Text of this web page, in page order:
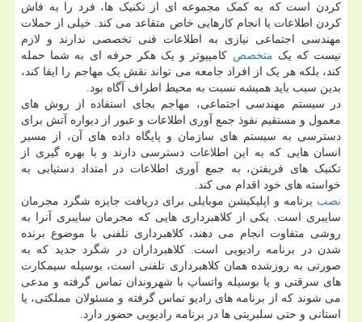
کردن است که به کمک مجموعه ای از تکنیک ها، فرد را به فاش
کردن اطلاعات یا انجام کارهایی خاص متقاعد می کند. خیلی از حملات
مهندسی اجتماعی نیازی به اطلاعات فنی تخصصی ندارند و لازم
نیست که یک متخصص کامپیوتر و یک هکر حرفه ای به شما حمله
کند، بلکه هر یک از افراد جامعه می تواند نقش یک مهاجم را ایفا کند،
بدین سبب باید همیشه نسبت به محیط اطراف آگاه بود.
در سیستم مهندسی اجتماعی، مهاجم بجای استفاده از روش های
معمول و مستقیم نفوذ جمع آوری اطلاعات و عبور از دیواره آتش برای
دسترسی به سیستم های سازمان و پایگاه داده های آن، از مسیر
انسان هایی که به این اطلاعات دسترسی دارند و با بهره گیری از
تکنیک های فریفتن، به جمع آوری اطلاعات در امتداد دستیابی به
خواسته های خود اقدام می کند.
نصب برنامه و اپلیکیشن موبایلی برای دریافت جایزه شگرد مجرمان
سایبری است. یکی از کلاهبرداری هایی که مجرمان سایبری آنرا به
روشی متفاوت انجام می دهند، کلاهبرداری تلفنی با موضوع برنده
شدن در برنامه رادیویی است. کلاهبرداران در شگرد جدید که به
صورتی به روزشده همان کلاهبرداری تلفنی است، بوسیله سیمکارت
های سرقتی و یا بوسیله واتساپ با شهروندان تماس گرفته و مدعی
می شوند که از برنامه های رادیو تماس گرفته و مسئولان مملکتی، یا
استانی و حتی سلبریتی ها در برنامه رادیویی حضور دارد.